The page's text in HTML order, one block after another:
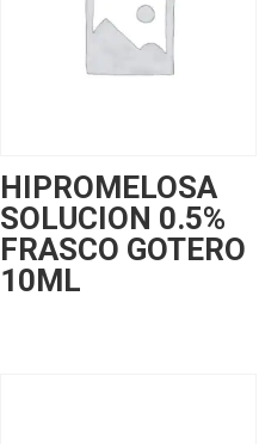
HIPROMELOSA
SOLUCION 0.5%
FRASCO GOTERO
10ML